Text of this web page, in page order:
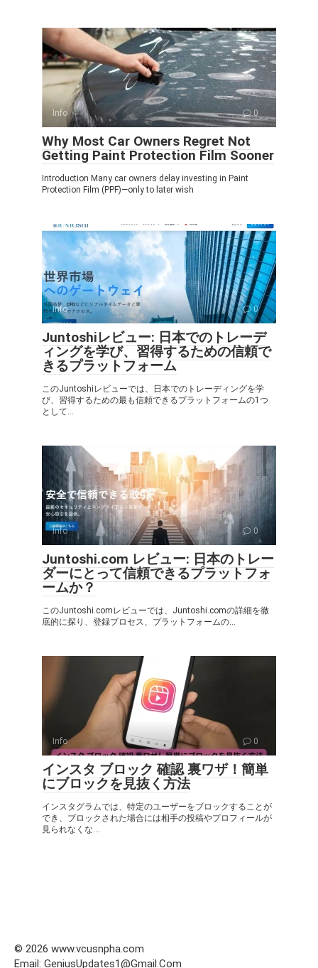
Info 0
Why Most Car Owners Regret Not
Getting Paint Protection Film Sooner
Introduction Many car owners delay investing in Paint
Protection Film (PPF)—only to later wish
Info 0
Juntoshiレビュー: 日本でのトレーデ
ィングを学び、習得するための信頼で
きるプラットフォーム
このJuntoshiレビューでは、日本でのトレーディングを学
び、習得するための最も信頼できるプラットフォームの1つ
として...
Info 0
Juntoshi.com レビュー: 日本のトレー
ダーにとって信頼できるプラットフォ
ームか？
このJuntoshi.comレビューでは、Juntoshi.comの詳細を徹
底的に探り、登録プロセス、プラットフォームの...
Info 0
インスタ ブロック 確認 裏ワザ！簡単
にブロックを見抜く方法
インスタグラムでは、特定のユーザーをブロックすることが
でき、ブロックされた場合には相手の投稿やプロフィールが
見られなくな...
© 2026 www.vcusnpha.com
Email: GeniusUpdates1@Gmail.Com